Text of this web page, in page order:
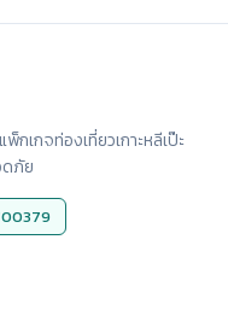
เกจท่องเที่ยวเกาะหลีเป๊ะ
ดภัย
00379